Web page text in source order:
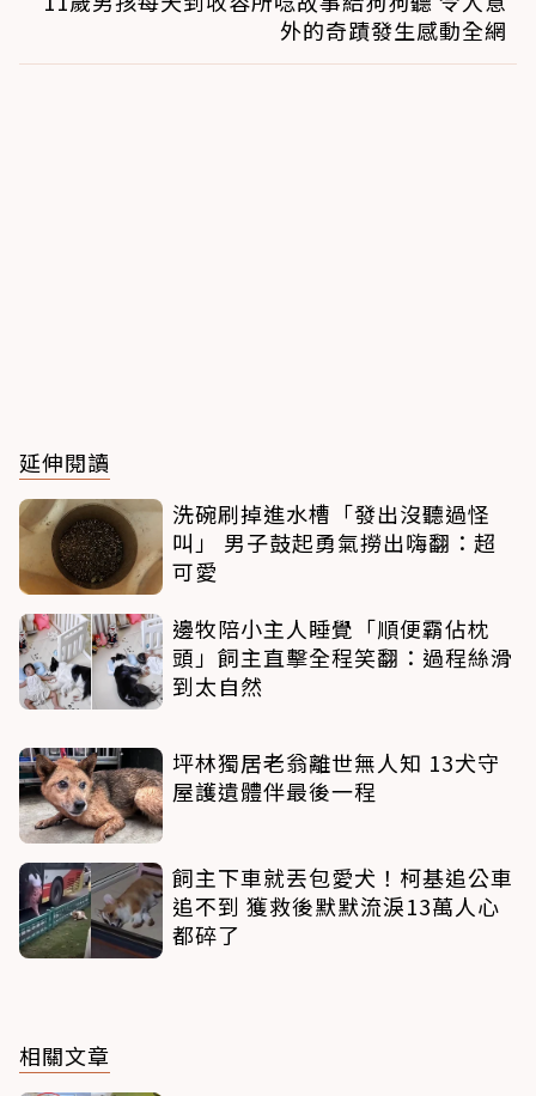
外的奇蹟發生感動全網
延伸閱讀
洗碗刷掉進水槽「發出沒聽過怪
叫」 男子鼓起勇氣撈出嗨翻：超
可愛
邊牧陪小主人睡覺「順便霸佔枕
頭」飼主直擊全程笑翻：過程絲滑
到太自然
坪林獨居老翁離世無人知 13犬守
屋護遺體伴最後一程
飼主下車就丟包愛犬！柯基追公車
追不到 獲救後默默流淚13萬人心
都碎了
相關文章